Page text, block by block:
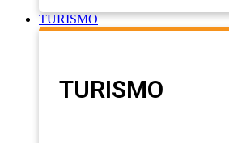
TURISMO
TURISMO